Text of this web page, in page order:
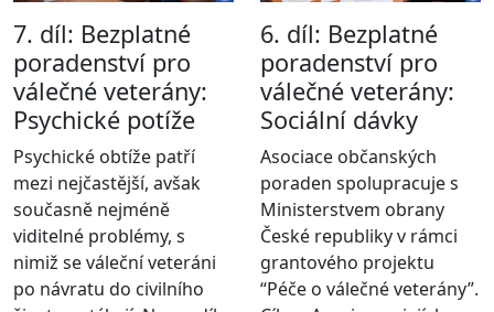
7. díl: Bezplatné
poradenství pro
válečné veterány:
Psychické potíže
Psychické obtíže patří
mezi nejčastější, avšak
současně nejméně
viditelné problémy, s
nimiž se váleční veteráni
po návratu do civilního
6. díl: Bezplatné
poradenství pro
válečné veterány:
Sociální dávky
Asociace občanských
poraden spolupracuje s
Ministerstvem obrany
České republiky v rámci
grantového projektu
“Péče o válečné veterány”.